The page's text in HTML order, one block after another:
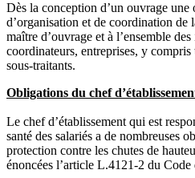
Dès la conception d’un ouvrage une
d’organisation et de coordination de
maître d’ouvrage et à l’ensemble
coordinateurs, entreprises, y
sous-traitants.
Obligations du chef
Le chef d’établissement qui est
santé des salariés a de nombreuses
protection contre les chutes de
énoncées l’article L.4121-2 du